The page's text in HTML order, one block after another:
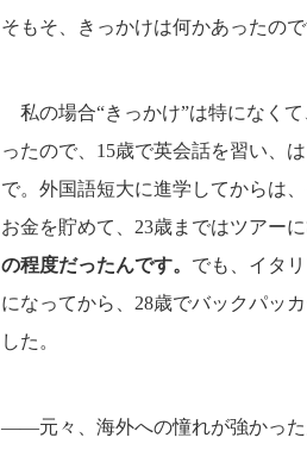
そもそ、きっかけは何かあったので
私の場合“きっかけ”は特になく
ったので、15歳で英会話を習い、
で。外国語短大に進学してからは
お金を貯めて、23歳まではツアー
の程度だったんです。 でも、イタ
になってから、28歳でバックパッ
した。
――元々、海外への憧れが強かった